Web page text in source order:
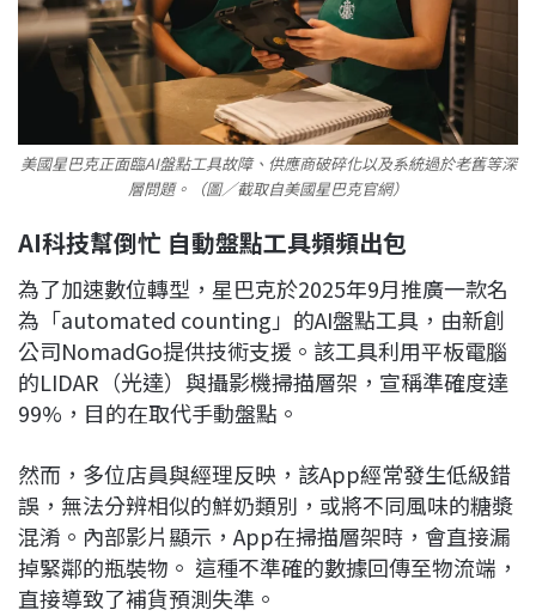
美國星巴克正面臨AI盤點工具故障、供應商破碎化以及系統過於老舊等深
層問題。（圖／截取自美國星巴克官網）
AI科技幫倒忙 自動盤點工具頻頻出包
為了加速數位轉型，星巴克於2025年9月推廣一款名
為「automated counting」的AI盤點工具，由新創
公司NomadGo提供技術支援。該工具利用平板電腦
的LIDAR（光達）與攝影機掃描層架，宣稱準確度達
99%，目的在取代手動盤點。
然而，多位店員與經理反映，該App經常發生低級錯
誤，無法分辨相似的鮮奶類別，或將不同風味的糖漿
混淆。內部影片顯示，App在掃描層架時，會直接漏
掉緊鄰的瓶裝物。 這種不準確的數據回傳至物流端，
直接導致了補貨預測失準。